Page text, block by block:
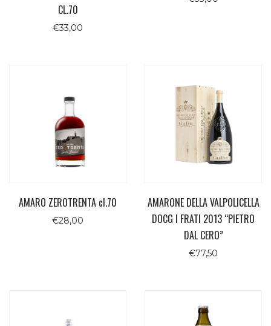
CL.70
€33,00
AMARO ZEROTRENTA cl.70
€28,00
AMARONE DELLA VALPOLICELLA
DOCG I FRATI 2013 “PIETRO
DAL CERO”
€77,50